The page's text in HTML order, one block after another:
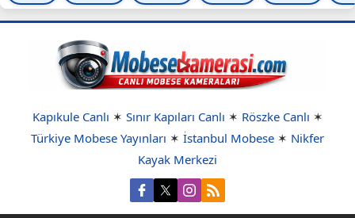
Kapıkule Canlı ✶ Sınır Kapıları Canlı ✶ Röszke Canlı ✶
Türkiye Mobese Yayınları ✶ İstanbul Mobese ✶ Nikfer
Kayak Merkezi